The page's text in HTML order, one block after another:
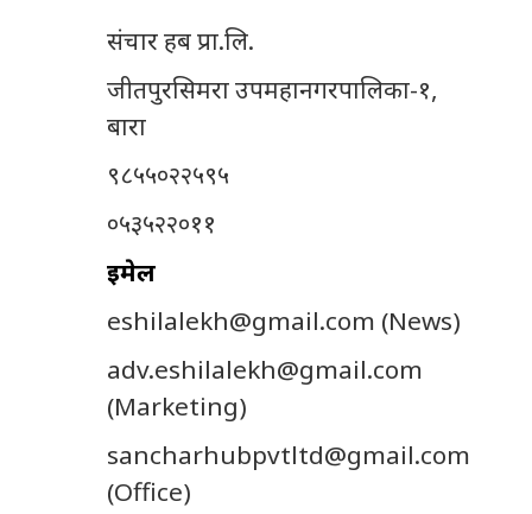
संचार हब प्रा.लि.
जीतपुरसिमरा उपमहानगरपालिका-१,
बारा
९८५५०२२५९५
०५३५२२०११
इमेल
eshilalekh@gmail.com (News)
adv.eshilalekh@gmail.com
(Marketing)
sancharhubpvtltd@gmail.com
(Office)